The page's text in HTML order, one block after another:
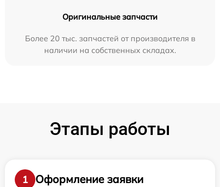
Оригинальные запчасти
Более 20 тыс. запчастей от производителя в
наличии на собственных складах.
Этапы работы
1
Оформление заявки